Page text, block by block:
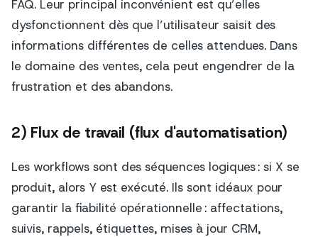
FAQ. Leur principal inconvénient est qu’elles
dysfonctionnent dès que l’utilisateur saisit des
informations différentes de celles attendues. Dans
le domaine des ventes, cela peut engendrer de la
frustration et des abandons.
2) Flux de travail (flux d'automatisation)
Les workflows sont des séquences logiques : si X se
produit, alors Y est exécuté. Ils sont idéaux pour
garantir la fiabilité opérationnelle : affectations,
suivis, rappels, étiquettes, mises à jour CRM,